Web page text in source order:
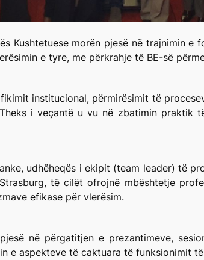
Kushtetuese morën pjesë në trajnimin e
e tyre, me përkrahje të BE-së
institucional, përmirësimit të
i veçantë u vu në zbatimin praktik
udhëheqës i ekipit (team leader) të
të cilët ofrojnë mbështetje
efikase për vlerësim.
në përgatitjen e prezantimeve,
e aspekteve të caktuara të funksionimit